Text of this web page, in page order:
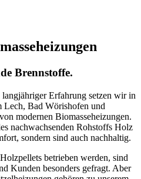
Brennstoffe.
Erfahrung setzen wir in
Lech, Bad Wörishofen und
modernen Biomasseheizungen.
nachwachsenden Rohstoffs Holz
sondern sind auch nachhaltig.
betrieben werden, sind
Kunden besonders gefragt. Aber